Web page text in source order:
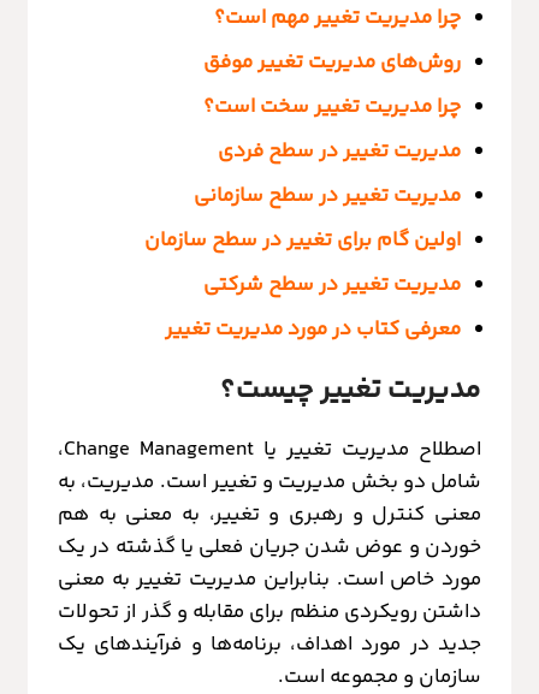
چرا مدیریت تغییر مهم است؟
روش‌های مدیریت تغییر موفق
چرا مدیریت تغییر سخت است؟
مدیریت تغییر در سطح فردی
مدیریت تغییر در سطح سازمانی
اولین گام برای تغییر در سطح سازمان
مدیریت تغییر در سطح شرکتی
معرفی کتاب در مورد مدیریت تغییر
مدیریت تغییر چیست؟
اصطلاح مدیریت تغییر یا Change Management،
شامل دو بخش مدیریت و تغییر است. مدیریت، به
معنی کنترل و رهبری و تغییر، به معنی به هم
خوردن و عوض شدن جریان فعلی یا گذشته در یک
مورد خاص است. بنابراین مدیریت تغییر به معنی
داشتن رویکردی منظم برای مقابله و گذر از تحولات
جدید در مورد اهداف، برنامه‌ها و فرآیندهای یک
سازمان و مجموعه است.